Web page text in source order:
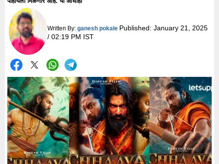
Written By: ganesh pokale Published: January 21, 2025
/ 02:19 PM IST